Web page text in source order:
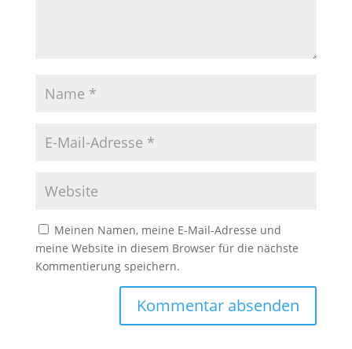
Meinen Namen, meine E-Mail-Adresse und
meine Website in diesem Browser für die nächste
Kommentierung speichern.